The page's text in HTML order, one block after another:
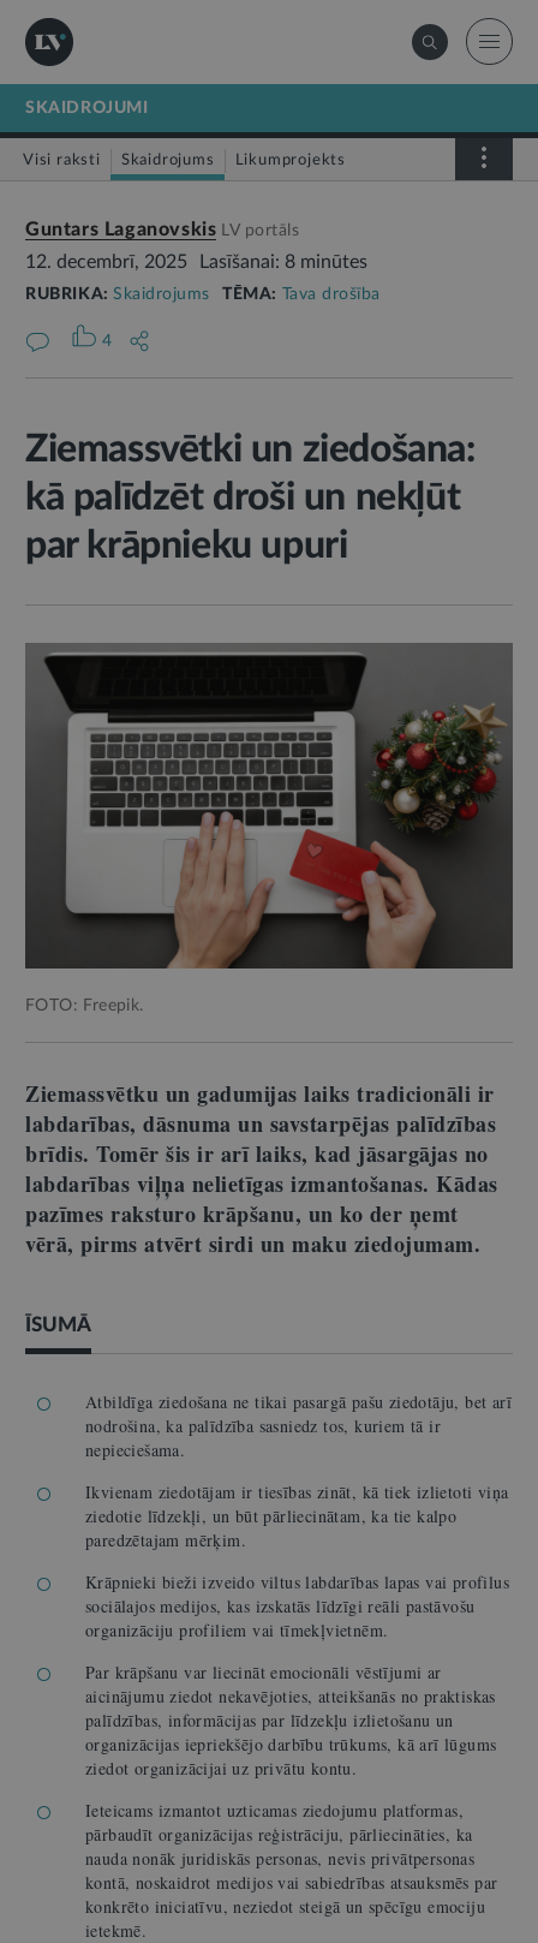
SKAIDROJUMI
Visi raksti Skaidrojums Likumprojekts
Guntars Laganovskis LV portāls
12. decembrī, 2025 Lasīšanai: 8 minūtes
RUBRIKA:Skaidrojums TĒMA: Tava drošība
4
Ziemassvētki un ziedošana:
kā palīdzēt droši un nekļūt
par krāpnieku upuri
FOTO: Freepik.
Ziemassvētku un gadumijas laiks tradicionāli ir
labdarības, dāsnuma un savstarpējas palīdzības
brīdis. Tomēr šis ir arī laiks, kad jāsargājas no
labdarības viļņa nelietīgas izmantošanas. Kādas
pazīmes raksturo krāpšanu, un ko der ņemt
vērā, pirms atvērt sirdi un maku ziedojumam.
ĪSUMĀ
Atbildīga ziedošana ne tikai pasargā pašu ziedotāju, bet arī
nodrošina, ka palīdzība sasniedz tos, kuriem tā ir
nepieciešama.
Ikvienam ziedotājam ir tiesības zināt, kā tiek izlietoti viņa
ziedotie līdzekļi, un būt pārliecinātam, ka tie kalpo
paredzētajam mērķim.
Krāpnieki bieži izveido viltus labdarības lapas vai profilus
sociālajos medijos, kas izskatās līdzīgi reāli pastāvošu
organizāciju profiliem vai tīmekļvietnēm.
Par krāpšanu var liecināt emocionāli vēstījumi ar
aicinājumu ziedot nekavējoties, atteikšanās no praktiskas
palīdzības, informācijas par līdzekļu izlietošanu un
organizācijas iepriekšējo darbību trūkums, kā arī lūgums
ziedot organizācijai uz privātu kontu.
Ieteicams izmantot uzticamas ziedojumu platformas,
pārbaudīt organizācijas reģistrāciju, pārliecināties, ka
nauda nonāk juridiskās personas, nevis privātpersonas
kontā, noskaidrot medijos vai sabiedrības atsauksmēs par
konkrēto iniciatīvu, neziedot steigā un spēcīgu emociju
ietekmē.